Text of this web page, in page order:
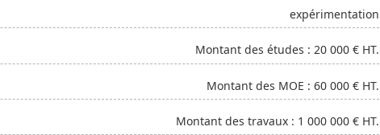
expérimentation
Montant des études : 20 000 € HT.
Montant des MOE : 60 000 € HT.
Montant des travaux : 1 000 000 € HT.